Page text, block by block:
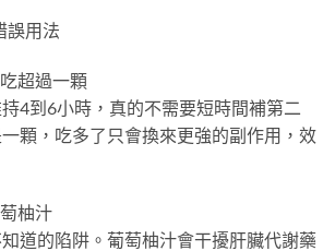
誤用法
超過一顆
4到6小時，真的不需要短時間補第二
顆，吃多了只會換來更強的副作用，效
柚汁
道的陷阱。葡萄柚汁會干擾肝臟代謝藥